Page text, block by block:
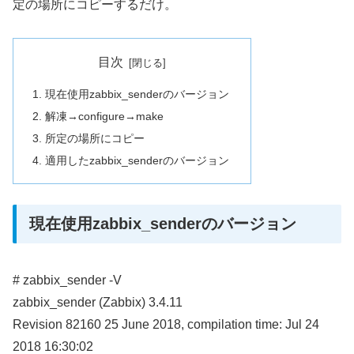
定の場所にコピーするだけ。
目次
現在使用zabbix_senderのバージョン
解凍→configure→make
所定の場所にコピー
適用したzabbix_senderのバージョン
現在使用zabbix_senderのバージョン
# zabbix_sender -V
zabbix_sender (Zabbix) 3.4.11
Revision 82160 25 June 2018, compilation time: Jul 24
2018 16:30:02